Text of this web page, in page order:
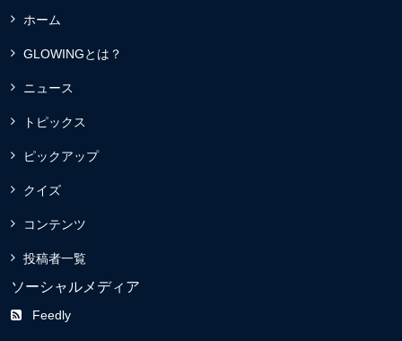
ホーム
GLOWINGとは？
ニュース
トピックス
ピックアップ
クイズ
コンテンツ
投稿者一覧
ソーシャルメディア
Feedly